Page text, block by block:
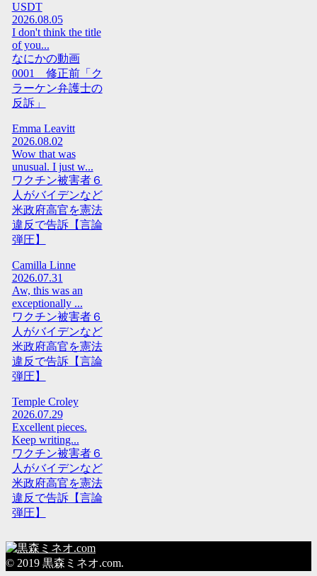
USDT
2026.08.05
I don't think the title
of you...
なにかの動画
0001 修正前「ク
ラーケン弁護士の
反訴」
Emma Leavitt
2026.08.02
Wow that was
unusual. I just w...
ワクチン被害者６
人がバイデンなど
米政府高官を憲法
違反で告訴【言論
弾圧】
Camilla Linne
2026.07.31
Aw, this was an
exceptionally ...
ワクチン被害者６
人がバイデンなど
米政府高官を憲法
違反で告訴【言論
弾圧】
Temple Croley
2026.07.29
Excellent pieces.
Keep writing...
ワクチン被害者６
人がバイデンなど
米政府高官を憲法
違反で告訴【言論
弾圧】
© 2019 黒森ミネオ.com.